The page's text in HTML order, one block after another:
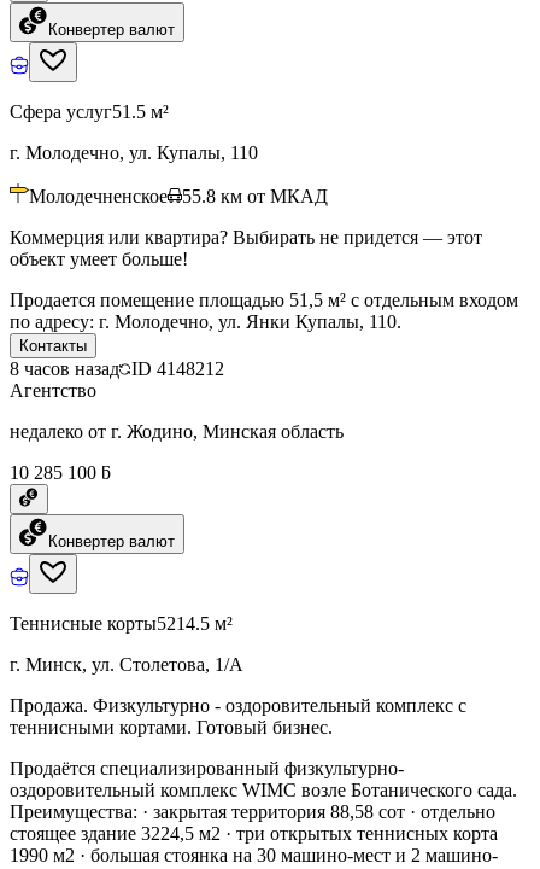
Конвертер валют
Сфера услуг51.5 м²
г. Молодечно, ул. Купалы, 110
Молодечненское 55.8 км от МКАД
Коммерция или квартира? Выбирать не придется — этот
объект умеет больше!
Продается помещение площадью 51,5 м² с отдельным входом
по адресу: г. Молодечно, ул. Янки Купалы, 110.
Контакты
8 часов назад ID 4148212
Агентство
недалеко от г. Жодино, Минская область
10 285 100 ƃ
Конвертер валют
Теннисные корты5214.5 м²
г. Минск, ул. Столетова, 1/А
Продажа. Физкультурно - оздоровительный комплекс с
теннисными кортами. Готовый бизнес.
Продаётся специализированный физкультурно-
оздоровительный комплекс WIMC возле Ботанического сада.
Преимущества: · закрытая территория 88,58 сот · отдельно
стоящее здание 3224,5 м2 · три открытых теннисных корта
1990 м2 · большая стоянка на 30 машино-мест и 2 машино-